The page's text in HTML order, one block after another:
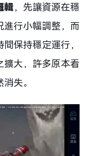
輯，先讓資源在穩
進行小幅調整，而
保持穩定運行，
擴大，許多原本看
失。